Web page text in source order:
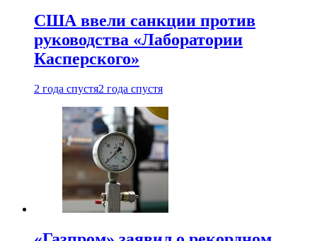
США ввели санкции против
руководства «Лаборатории
Касперского»
2 года спустя2 года спустя